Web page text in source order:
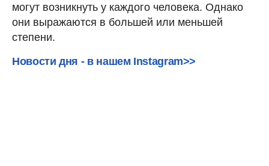
могут возникнуть у каждого человека. Однако
они выражаются в большей или меньшей
степени.
Новости дня - в нашем Instagram>>